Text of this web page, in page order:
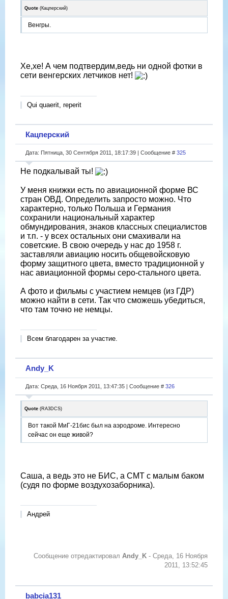
Quote (Кацперский)
Венгры.
Хе,хе! А чем подтвердим,ведь ни одной фотки в
сети венгерских летчиков нет!
Qui quaerit, reperit
Кацперский
Дата: Пятница, 30 Сентября 2011, 18:17:39 | Сообщение # 325
Не подкалывай ты!
У меня книжки есть по авиационной форме ВС
стран ОВД. Определить запросто можно. Что
характерно, только Польша и Германия
сохранили национальный характер
обмундирования, знаков классных специалистов
и т.п. - у всех остальных они смахивали на
советские. В свою очередь у нас до 1958 г.
заставляли авиацию носить общевойсковую
форму защитного цвета, вместо традиционной у
нас авиационной формы серо-стального цвета.
А фото и фильмы с участием немцев (из ГДР)
можно найти в сети. Так что сможешь убедиться,
что там точно не немцы.
Всем благодарен за участие.
Andy_K
Дата: Среда, 16 Ноября 2011, 13:47:35 | Сообщение # 326
Quote (RA3DCS)
Вот такой МиГ-21бис был на аэродроме. Интересно
сейчас он еще живой?
Саша, а ведь это не БИС, а СМТ с малым баком
(судя по форме воздухозаборника).
Андрей
Сообщение отредактировал Andy_K - Среда, 16 Ноября
2011, 13:52:45
babcia131